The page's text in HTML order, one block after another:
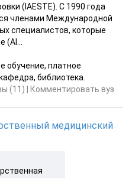
(ІАЕSТЕ). С 1990 года
членами Международной
специалистов, которые
обучение, платное
библиотека.
(11)
Комментировать вуз
медицинский